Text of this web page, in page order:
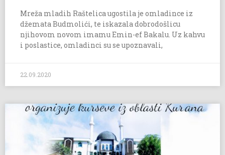
Mreža mladih Raštelica ugostila je omladince iz
džemata Budmolići, te iskazala dobrodošlicu
njihovom novom imamu Emin-ef Bakalu. Uz kahvu
i poslastice, omladinci su se upoznavali,
22.09.2020